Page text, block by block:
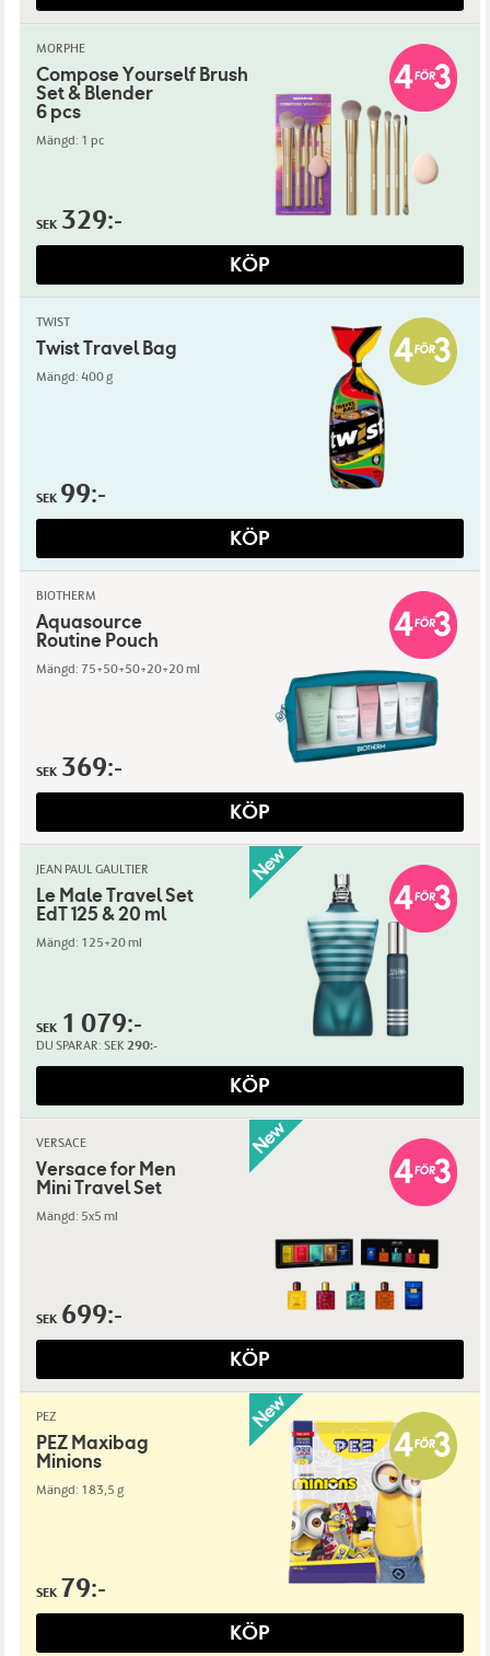
MORPHE
Compose Yourself Brush
Set & Blender
6 pcs
Mängd: 1 pc
SEK 329:-
KÖP
TWIST
Twist Travel Bag
Mängd: 400 g
SEK 99:-
KÖP
BIOTHERM
Aquasource
Routine Pouch
Mängd: 75+50+50+20+20 ml
SEK 369:-
KÖP
JEAN PAUL GAULTIER
Le Male Travel Set
EdT 125 & 20 ml
Mängd: 125+20 ml
SEK 1 079:-
DU SPARAR: SEK 290:-
KÖP
VERSACE
Versace for Men
Mini Travel Set
Mängd: 5x5 ml
SEK 699:-
KÖP
PEZ
PEZ Maxibag
Minions
Mängd: 183,5 g
SEK 79:-
KÖP